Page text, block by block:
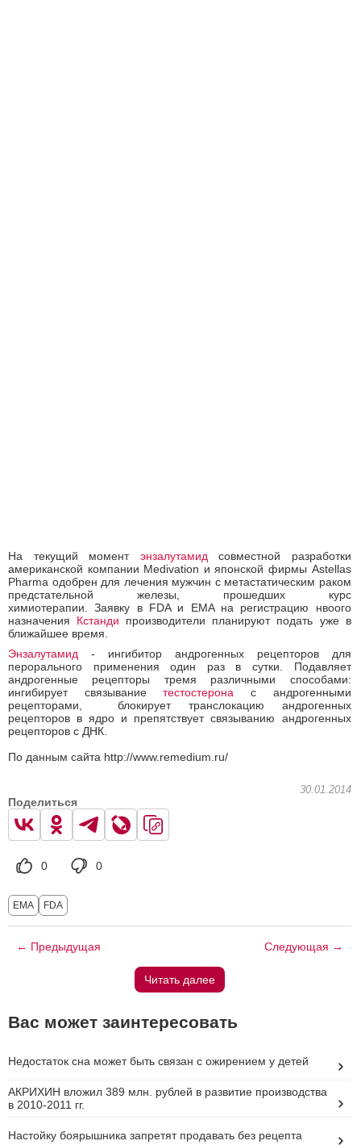
На текущий момент энзалутамид совместной разработки
американской компании Medivation и японской фирмы Astellas
Pharma одобрен для лечения мужчин с метастатическим раком
предстательной железы, прошедших курс
химиотерапии. Заявку в FDA и EMA на регистрацию нвоого
назначения Кстанди производители планируют подать уже в
ближайшее время.
Энзалутамид - ингибитор андрогенных рецепторов для
перорального применения один раз в сутки. Подавляет
андрогенные рецепторы тремя различными способами:
ингибирует связываниетестостерона с андрогенными
рецепторами, блокирует транслокацию андрогенных
рецепторов в ядро и препятствует связыванию андрогенных
рецепторов с ДНК.
По данным сайта http://www.remedium.ru/
30.01.2014
Поделиться
0 0
EMA FDA
← Предыдущая Следующая →
Читать далее
Вас может заинтересовать
Недостаток сна может быть связан с ожирением у детей
АКРИХИН вложил 389 млн. рублей в развитие производства
в 2010-2011 гг.
Настойку боярышника запретят продавать без рецепта